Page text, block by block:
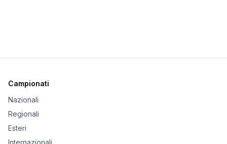
Campionati
Nazionali
Regionali
Esteri
Internazionali